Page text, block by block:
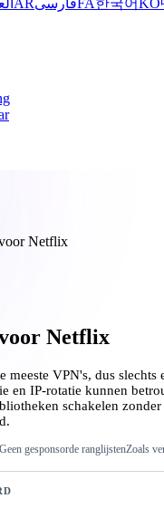
Netflix
Netflix
VPN's, dus slechts
en IP-rotatie kunnen
schakelen zonder
Geen gesponsorde ranglijstenZoals